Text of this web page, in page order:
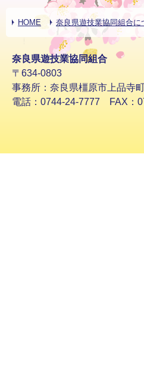
HOME 奈良県遊技業協同組合に
奈良県遊技業協同組合
〒634-0803
事務所：奈良県橿原市上品寺
電話：0744-24-7777 FAX：